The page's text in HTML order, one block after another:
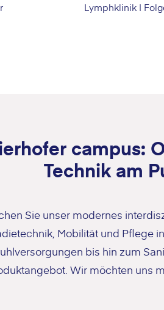
Lymphklinik |
campus:
Technik am
Sie unser modernes
Mobilität und Pflege
bis hin zum
Wir möchten uns